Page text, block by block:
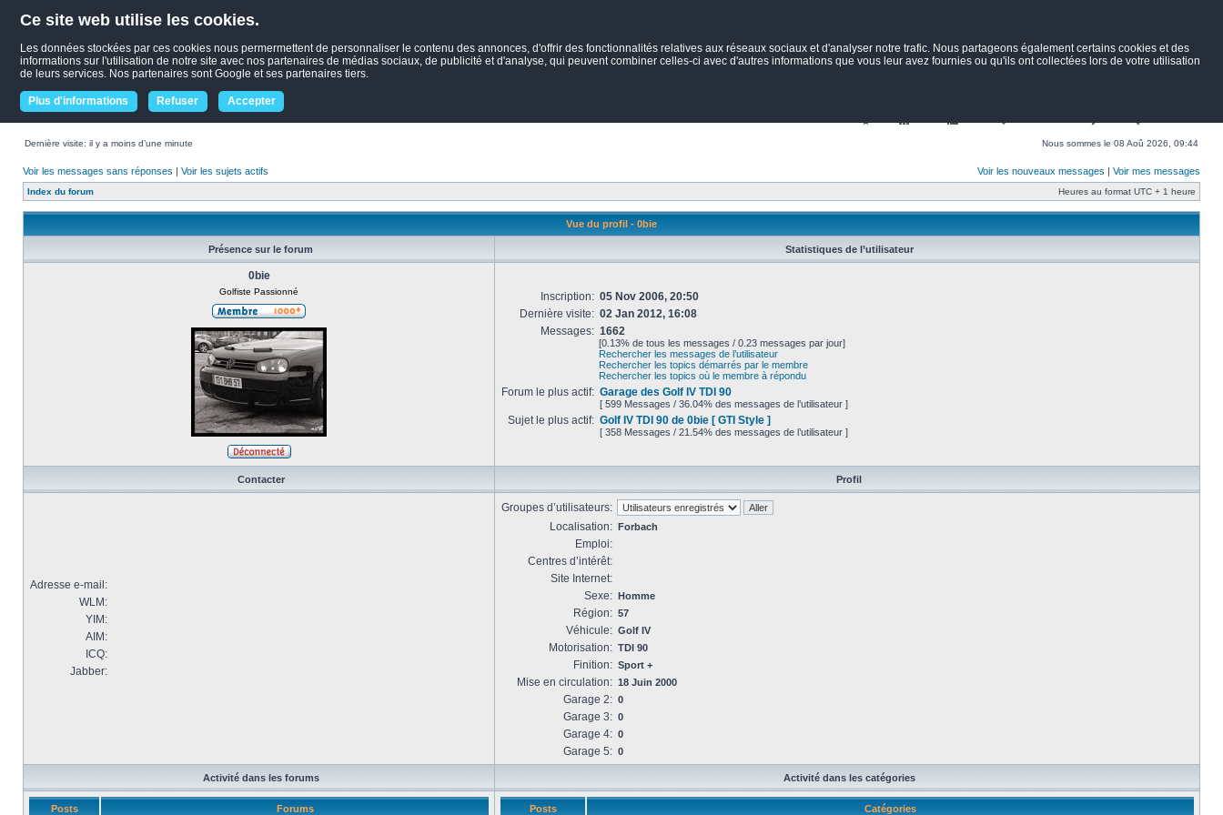
Ce site web utilise les cookies.
Les données stockées par ces cookies nous permermettent de personnaliser le contenu des annonces, d'offrir des fonctionnalités relatives aux réseaux sociaux et d'analyser notre trafic. Nous partageons également certains cookies et des
informations sur l'utilisation de notre site avec nos partenaires de médias sociaux, de publicité et d'analyse, qui peuvent combiner celles-ci avec d'autres informations que vous leur avez fournies ou qu'ils ont collectées lors de votre utilisation
de leurs services. Nos partenaires sont Google et ses partenaires tiers.
Plus d'informations Refuser Accepter
Dernière visite: il y a moins d’une minute Nous sommes le 08 Aoû 2026, 09:44
Voir les messages sans réponses | Voir les sujets actifs Voir les nouveaux messages | Voir mes messages
Index du forum Heures au format UTC + 1 heure
Vue du profil - 0bie
Présence sur le forum Statistiques de l’utilisateur
0bie
Golfiste Passionné Inscription: 05 Nov 2006, 20:50
Dernière visite: 02 Jan 2012, 16:08
Messages: 1662
[0.13% de tous les messages / 0.23 messages par jour]
Rechercher les messages de l’utilisateur
Rechercher les topics démarrés par le membre
Rechercher les topics où le membre à répondu
Forum le plus actif: Garage des Golf IV TDI 90
[ 599 Messages / 36.04% des messages de l’utilisateur ]
Sujet le plus actif: Golf IV TDI 90 de 0bie [ GTI Style ]
[ 358 Messages / 21.54% des messages de l’utilisateur ]
Contacter Profil
Adresse e-mail:
WLM:
YIM:
AIM:
ICQ:
Jabber:
Groupes d’utilisateurs:
Localisation: Forbach
Emploi:
Centres d’intérêt:
Site Internet:
Sexe: Homme
Région: 57
Véhicule: Golf IV
Motorisation: TDI 90
Finition: Sport +
Mise en circulation: 18 Juin 2000
Garage 2: 0
Garage 3: 0
Garage 4: 0
Garage 5: 0
Activité dans les forums Activité dans les catégories
Posts Forums Posts Catégories